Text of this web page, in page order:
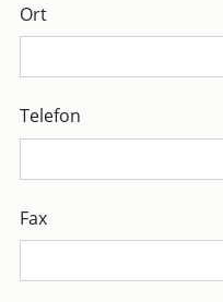
Ort
Telefon
Fax